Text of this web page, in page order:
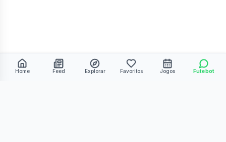
Home Feed Explorar Favoritos Jogos Futebot